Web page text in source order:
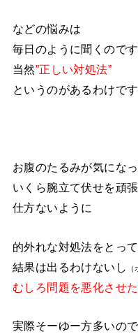
などの悩みは
毎日のように聞くので
当然”正しい対処法”
というのがあるわけです
お腹のたるみが気にな
いくら腕立て伏せを頑
仕方ないように
的外れな対処法をとっ
結果は出るわけないし
むしろ問題を悪化させ
実際そーゆー方多いの